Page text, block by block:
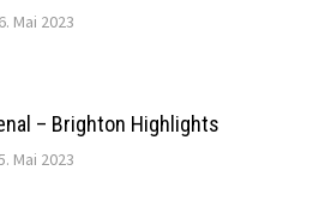
Mai 2023
– Brighton Highlights
Mai 2023